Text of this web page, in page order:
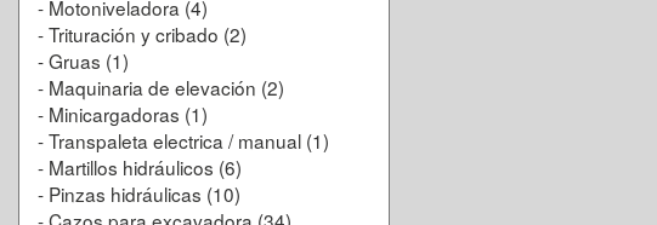
- Motoniveladora (4)
-Trituración y cribado (2)
-Gruas (1)
- Maquinaria de elevación (2)
- Minicargadoras (1)
-Transpaleta electrica / manual (1)
- Martillos hidráulicos (6)
- Pinzas hidráulicas (10)